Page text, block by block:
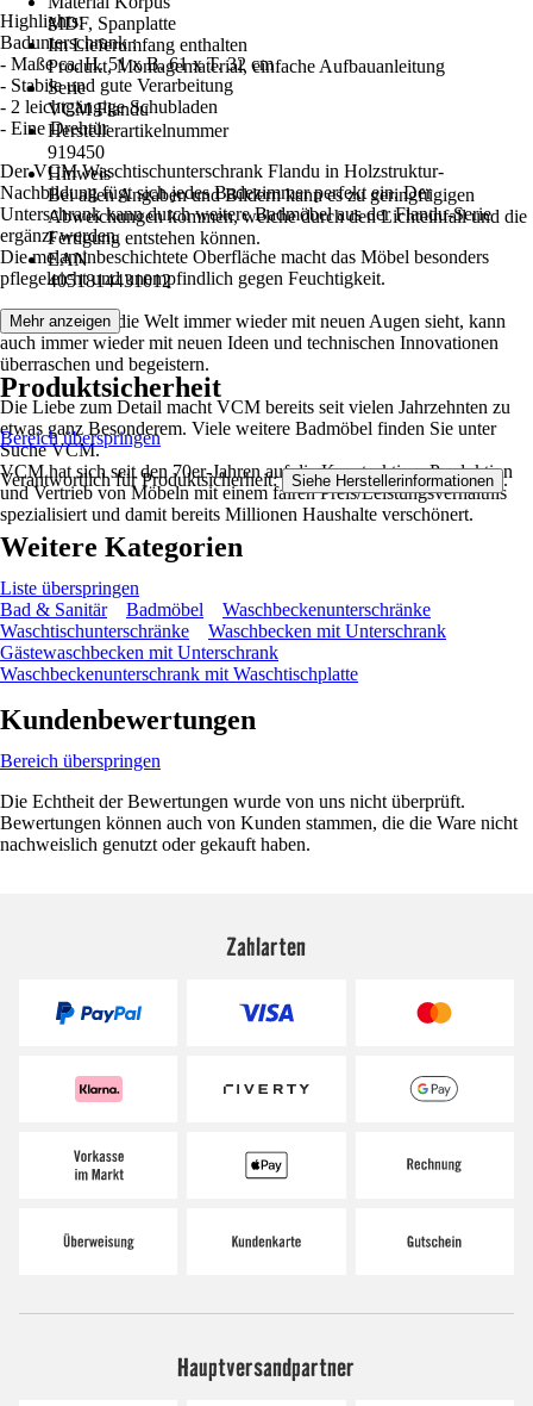
MDF, Spanplatte
Im Lieferumfang enthalten
Produkt, Montagematerial, einfache Aufbauanleitung
Serie
VCM Flandu
Herstellerartikelnummer
919450
Hinweis
Bei allen Angaben und Bildern kann es zu geringfügigen
Abweichungen kommen, welche durch den Lichteinfall und die
Fertigung entstehen können.
EAN
4051814431012
Highlights:
Badunterschrank :
- Maße ca. H. 51 x B. 61 x T. 32 cm
- Stabile und gute Verarbeitung
- 2 leichtgängige Schubladen
- Eine Drehtür
Der VCM Waschtischunterschrank Flandu in Holzstruktur-
Nachbildung fügt sich jedes Badezimmer perfekt ein. Der
Unterschrank kann durch weitere Badmöbel aus der Flandu-Serie
ergänzt werden.
Die melaminbeschichtete Oberfläche macht das Möbel besonders
pflegeleicht und unempfindlich gegen Feuchtigkeit.
Wer wie VCM die Welt immer wieder mit neuen Augen sieht, kann
auch immer wieder mit neuen Ideen und technischen Innovationen
überraschen und begeistern.
Die Liebe zum Detail macht VCM bereits seit vielen Jahrzehnten zu
etwas ganz Besonderem. Viele weitere Badmöbel finden Sie unter
Suche VCM.
VCM hat sich seit den 70er-Jahren auf die Konstruktion, Produktion
und Vertrieb von Möbeln mit einem fairen Preis/Leistungsverhältnis
spezialisiert und damit bereits Millionen Haushalte verschönert.
Mehr anzeigen
Produktsicherheit
Bereich überspringen
Verantwortlich für Produktsicherheit: Siehe Herstellerinformationen .
Weitere Kategorien
Liste überspringen
Bad & Sanitär
Badmöbel
Waschbeckenunterschränke
Waschtischunterschränke
Waschbecken mit Unterschrank
Gästewaschbecken mit Unterschrank
Waschbeckenunterschrank mit Waschtischplatte
Kundenbewertungen
Bereich überspringen
Die Echtheit der Bewertungen wurde von uns nicht überprüft.
Bewertungen können auch von Kunden stammen, die die Ware nicht
nachweislich genutzt oder gekauft haben.
Zahlarten
Hauptversandpartner